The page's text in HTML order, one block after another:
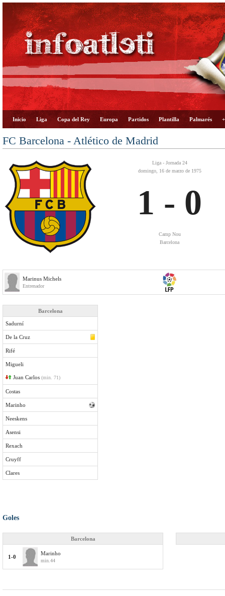
Inicio Liga Copa del Rey Europa Partidos Plantilla Palmarés
FC Barcelona - Atlético de Madrid
Liga - Jornada 24
domingo, 16 de marzo de 1975
1 - 0
Camp Nou
Barcelona
Marinus Michels
Entrenador
Barcelona
Sadurní
De la Cruz
Rifé
Migueli
Juan Carlos (min. 71)
Costas
Marinho
Neeskens
Asensi
Rexach
Cruyff
Clares
Goles
Barcelona
1-0
Marinho
min.44